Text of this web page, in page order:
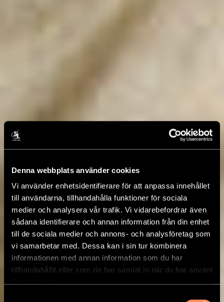
Denna webbplats använder cookies
Vi använder enhetsidentifierare för att anpassa innehållet
till användarna, tillhandahålla funktioner för sociala
medier och analysera vår trafik. Vi vidarebefordrar även
sådana identifierare och annan information från din enhet
till de sociala medier och annons- och analysföretag som
vi samarbetar med. Dessa kan i sin tur kombinera
informationen med annan information som du har
tillhandahållit eller som de har samlat in när du har använt